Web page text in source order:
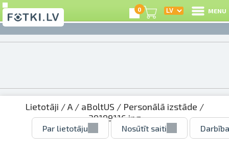
0 MENU
Lietotāji /A / aBoltUS / Personālā izstāde /
39199116.jpg
Par lietotāju Nosūtīt saiti